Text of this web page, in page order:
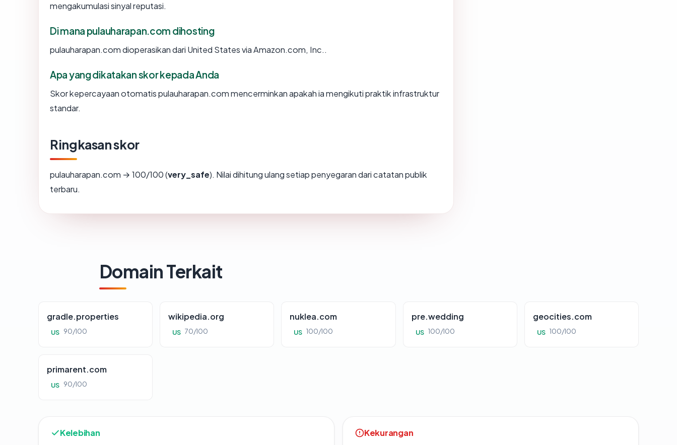
mengakumulasi sinyal reputasi.
Di mana pulauharapan.com dihosting
pulauharapan.com dioperasikan dari United States via Amazon.com, Inc..
Apa yang dikatakan skor kepada Anda
Skor kepercayaan otomatis pulauharapan.com mencerminkan apakah ia mengikuti praktik infrastruktur
standar.
Ringkasan skor
pulauharapan.com → 100/100 (very_safe). Nilai dihitung ulang setiap penyegaran dari catatan publik
terbaru.
Domain Terkait
gradle.properties
US 90/100
wikipedia.org
US 70/100
nuklea.com
US 100/100
pre.wedding
US 100/100
geocities.com
US 100/100
primarent.com
US 90/100
Kelebihan Kekurangan